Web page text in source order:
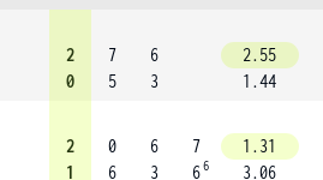
2
0
7
5
6
3
2.55
1.44
2
1
0
6
6
3
7
66
1.31
3.06